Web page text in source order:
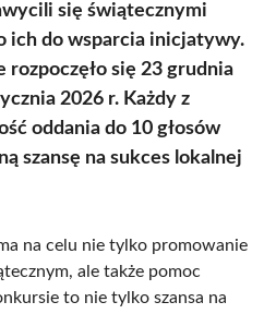
się świątecznymi
ich do wsparcia inicjatywy.
rozpoczęło się 23 grudnia
2026 r. Każdy z
oddania do 10 głosów
szansę na sukces lokalnej
na celu nie tylko promowanie
ale także pomoc
to nie tylko szansa na